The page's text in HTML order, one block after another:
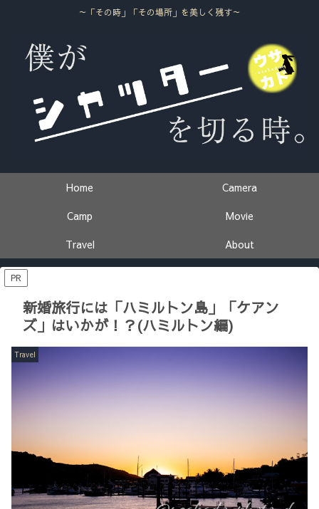
～「その時」「その場所」を美しく残す～
Home
Camera
Camp
Movie
Travel
About
PR
新婚旅行には「ハミルトン島」「ケアン
ズ」はいかが！？(ハミルトン編)
Travel